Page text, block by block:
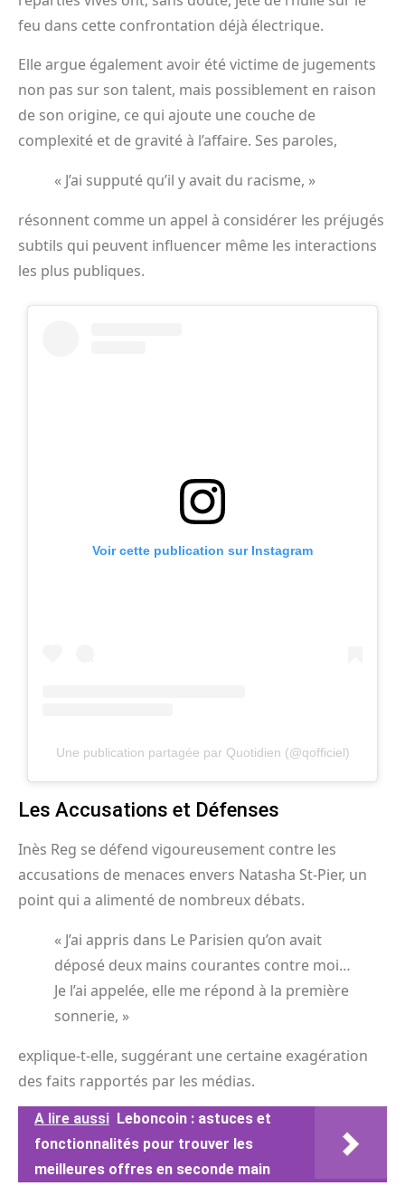
feu dans cette confrontation déjà électrique.
Elle argue également avoir été victime de jugements
non pas sur son talent, mais possiblement en raison
de son origine, ce qui ajoute une couche de
complexité et de gravité à l’affaire. Ses paroles,
« J’ai supputé qu’il y avait du racisme, »
résonnent comme un appel à considérer les préjugés
subtils qui peuvent influencer même les interactions
les plus publiques.
Voir cette publication sur Instagram
Une publication partagée par Quotidien (@qofficiel)
Les Accusations et Défenses
Inès Reg se défend vigoureusement contre les
accusations de menaces envers Natasha St-Pier, un
point qui a alimenté de nombreux débats.
« J’ai appris dans Le Parisien qu’on avait
déposé deux mains courantes contre moi…
Je l’ai appelée, elle me répond à la première
sonnerie, »
explique-t-elle, suggérant une certaine exagération
des faits rapportés par les médias.
A lire aussi Leboncoin : astuces et
fonctionnalités pour trouver les
meilleures offres en seconde main